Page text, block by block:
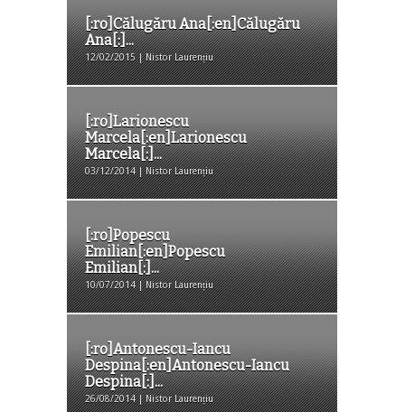
[:ro]Călugăru Ana[:en]Călugăru
Ana[:]...
12/02/2015 | Nistor Laurențiu
[:ro]Larionescu
Marcela[:en]Larionescu
Marcela[:]...
03/12/2014 | Nistor Laurențiu
[:ro]Popescu
Emilian[:en]Popescu
Emilian[:]...
10/07/2014 | Nistor Laurențiu
[:ro]Antonescu-Iancu
Despina[:en]Antonescu-Iancu
Despina[:]...
26/08/2014 | Nistor Laurențiu